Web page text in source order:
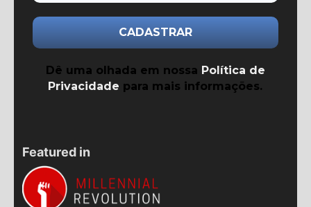
Dê uma olhada em nossa Política de
Privacidade para mais informações.
Featured in